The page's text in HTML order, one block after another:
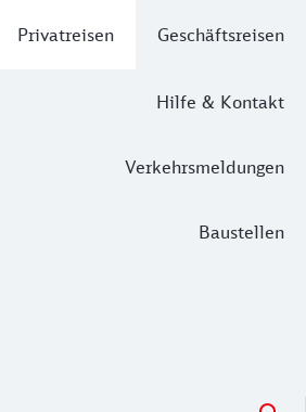
Privatreisen Geschäftsreisen
Hilfe & Kontakt
Verkehrsmeldungen
Baustellen